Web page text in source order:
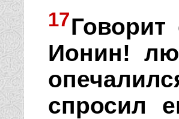
17
Ионин!
спросил